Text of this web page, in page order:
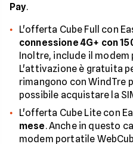
Pay.
L'offerta Cube Full con
connessione 4G+ con
Inoltre, include il modem
L'attivazione è gratuita
rimangono con WindTre
possibile acquistare la
L'offerta Cube Lite con
mese. Anche in questo
modem portatile